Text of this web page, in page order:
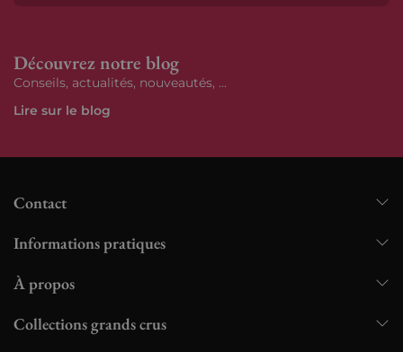
Découvrez notre blog
Conseils, actualités, nouveautés, ...
Lire sur le blog
Contact
Informations pratiques
À propos
Collections grands crus